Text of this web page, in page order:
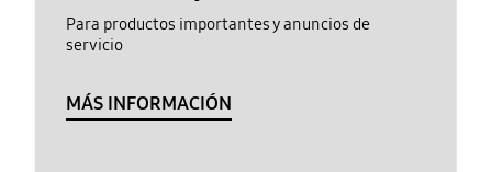
Para productos importantes y anuncios de
servicio
MÁS INFORMACIÓN